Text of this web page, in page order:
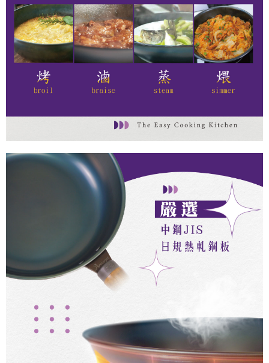
mengesahkan pembayaran, transaksi akan selesai.
3. Jumlah kelulusan sebenar, bilangan ansuran dan jumlah bayaran
adalah berdasarkan halaman pengesahan transaksi seterusnya.
4. Dalam masa 30 minit selepas pesanan ditubuhkan, jika tidak pergi
untuk mengesahkan transaksi atau jika tidak lulus semakan, pesanan
akan dibatalkan secara automatik. Jika terdapat situasi "pindah untuk
semakan khusus" yang tidak lulus, ini menunjukkan bahawa sistem
penilaian tidak mencukupi, tiada penjelasan mengenai kandungan
penilaian boleh diberikan.
【Penerangan Kaedah Pembayaran】
1. Pembayaran ansuran tidak digabungkan dalam bil telekomunikasi,
2. Melalui pautan SMS untuk membuka bil, anda boleh memilih untuk
membayar melalui "Kod bar kedai serbaneka / Kedai rasmi Taiwan
Mobile / Pemindahan bank / Pembayaran J街口 / iPASS MONEY" dan
1. Perkhidmatan ini disediakan oleh "Taiwan Mobile Co., Ltd." untuk
membolehkan pengguna membeli produk atau perkhidmatan melalui
perkhidmatan ini semasa transaksi, dan kedai akan menyerahkan hak
tuntutan harga jual/beli ansuran kepada syarikat ini untuk membayar bil
menggunakan bil syarikat ini.
2. Berdasarkan tujuan kontrak persetujuan pembayaran menggunakan
"Pembayaran Ansuran Gogo", kedai akan memberikan maklumat peribadi
pengumpulan, pemprosesan dan penggunaan, untuk pengesahan,
semakan dan pembetulan data yang diperlukan untuk bil ansuran oleh
Taiwan Mobile.
3. Sila baca syarat perkhidmatan pengguna secara lengkap melalui
pautan berikut: https://oppay.tw/userRule